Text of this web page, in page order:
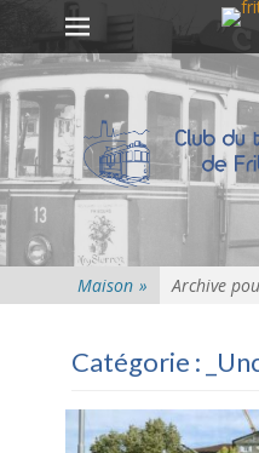
Passer
au
contenu
Premier menu
Maison » Archive
Catégorie :